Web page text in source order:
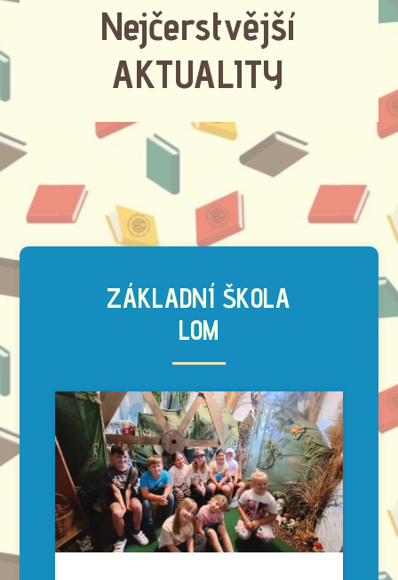
Nejčerstvější
AKTUALITY
ZÁKLADNÍ ŠKOLA
LOM